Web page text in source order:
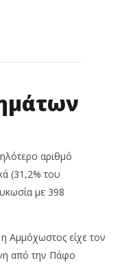
αριθμό
(31,2% του
με 398
Αμμόχωστος είχε τον
από την Πάφο